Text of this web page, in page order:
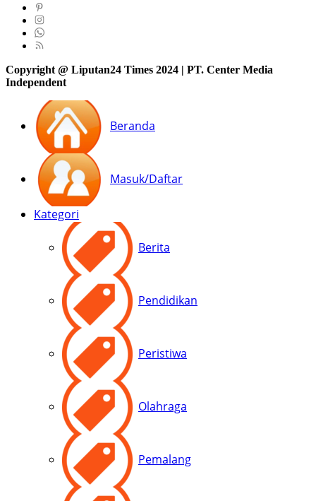
Copyright @ Liputan24 Times 2024 | PT. Center Media
Independent
Beranda
Masuk/Daftar
Kategori
Berita
Pendidikan
Peristiwa
Olahraga
Pemalang